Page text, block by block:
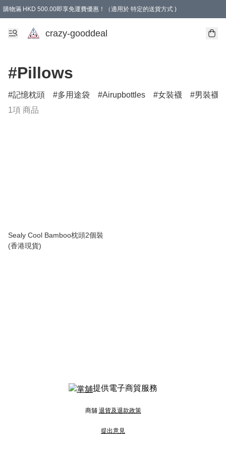
購物滿 HKD 500.00即享免運費優惠！（適用於 特定的送貨方式 )
成為會員可享免費禮品
crazy-gooddeal
#Pillows
記憶枕頭 多用途袋 Airupbottles 女裝襪
男裝襪
1項 商品
Sealy Cool Bamboo枕頭2個裝
(香港現貨)
提供電子商貿服務
商舖 退貨及退款政策
提出意見